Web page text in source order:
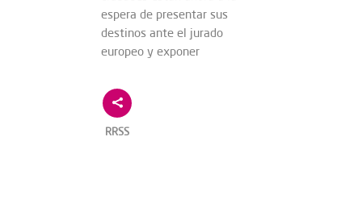
espera de presentar sus
destinos ante el jurado
europeo y exponer
RRSS